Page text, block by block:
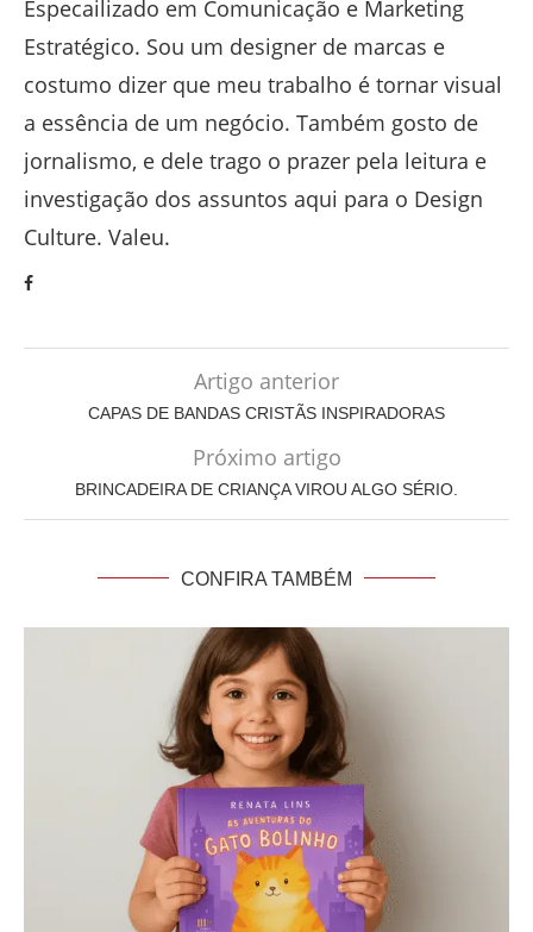
Especailizado em Comunicação e Marketing
Estratégico. Sou um designer de marcas e
costumo dizer que meu trabalho é tornar visual
a essência de um negócio. Também gosto de
jornalismo, e dele trago o prazer pela leitura e
investigação dos assuntos aqui para o Design
Culture. Valeu.
Artigo anterior
CAPAS DE BANDAS CRISTÃS INSPIRADORAS
Próximo artigo
BRINCADEIRA DE CRIANÇA VIROU ALGO SÉRIO.
CONFIRA TAMBÉM